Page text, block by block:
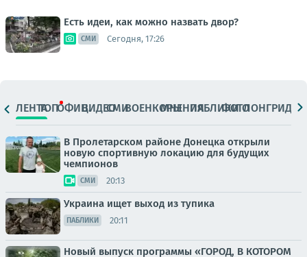
Есть идеи, как можно назвать двор?
СМИ Сегодня, 17:26
ЛЕНТАТОПОФИЦ.ВИДЕОСМИВОЕНКОРЫМНЕНИЯПАБЛИКИ
ФОТОЛОНГРИДЫ
В Пролетарском районе Донецка открыли
новую спортивную локацию для будущих
чемпионов
СМИ 20:13
Украина ищет выход из тупика
ПАБЛИКИ 20:11
Новый выпуск программы «ГОРОД, В КОТОРОМ